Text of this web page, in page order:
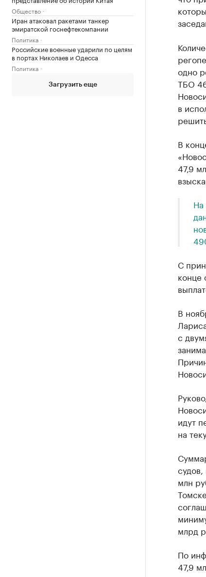
Общество
Иран атаковал ракетами танкер
эмиратской госнефтекомпании
Политика
Российские военные ударили по целям
в портах Николаев и Одесса
Политика
Загрузить еще
одно
ТБО
в
В
47,9
На
С
конце
В
с
идут
на
млн
млрд
По
47,9